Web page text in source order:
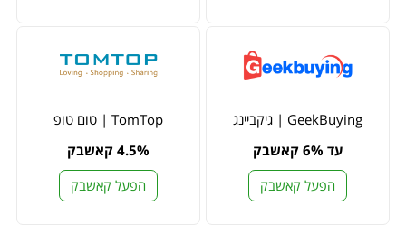
GeekBuying | גיקביינג
עד 6% קאשבק
הפעל קאשבק
TomTop | טום טופ
4.5% קאשבק
הפעל קאשבק